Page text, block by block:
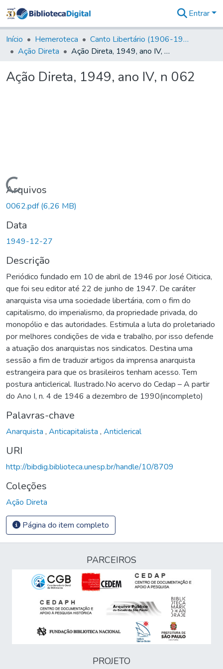
&
Coleções
Tudo na
Digital
Entrar
Início Hemeroteca
Canto Libertário (1906-1995)
Ação Direta
Ação Direta, 1949, ano IV, n 062
Ação Direta, 1949, ano IV, n 062
Carregando...
Arquivos
0062.pdf(6,26 MB)
Data
1949-12-27
Descrição
Periódico fundado em 10 de abril de 1946 por José Oiticica,
que foi seu editor até 22 de junho de 1947. De caráter
anarquista visa uma sociedade libertária, com o fim do
capitalismo, do imperialismo, da propriedade privada, do
monopólio e das autoridades. Estimula a luta do proletariado
por melhores condições de vida e trabalho, por isso defende
a atuação dos anarquistas nos sindicatos. Destina uma
sessão a fim de traduzir artigos da imprensa anarquista
estrangeira para que os brasileiros tenham acesso. Tem
postura anticlerical. Ilustrado.No acervo do Cedap – A partir
do Ano I, n. 4 de 1946 a dezembro de 1990(incompleto)
Palavras-chave
Anarquista , Anticapitalista , Anticlerical
URI
http://bibdig.biblioteca.unesp.br/handle/10/8709
Coleções
Ação Direta
Página do item completo
PARCEIROS
PROJETO